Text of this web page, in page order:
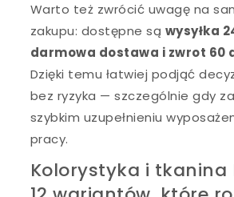
Warto też zwrócić uwagę na
zakupu: dostępne są wysyłka
darmowa dostawa i zwrot 60
Dzięki temu łatwiej podjąć
bez ryzyka — szczególnie gdy
szybkim uzupełnieniu
pracy.
Kolorystyka i tkanina